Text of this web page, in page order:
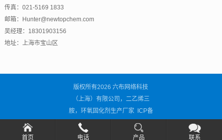
传真：021-5169 1833
邮箱：Hunter@newtopchem.com
吴经理：18301903156
地址：上海市宝山区
版权所有2026 六布网络科技
（上海）有限公司，二乙烯三
胺，环氧固化剂生产厂家 ICP备
案号：
沪ICP备2021001838号-3
首页 电话 产品 联系